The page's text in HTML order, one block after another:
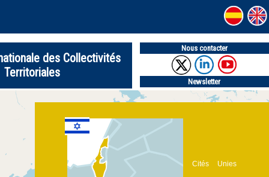
des Collectivités
Territoriales
Nous contacter
Newsletter
Cités Unies